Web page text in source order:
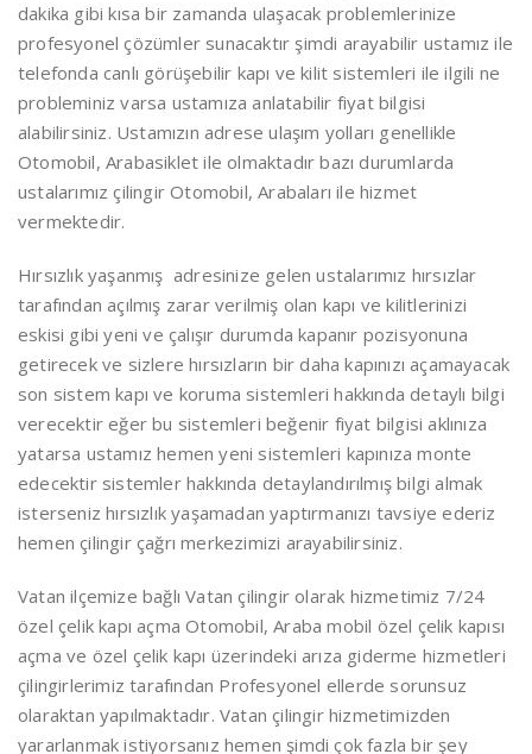
dakika gibi kısa bir zamanda ulaşacak problemlerinize
profesyonel çözümler sunacaktır şimdi arayabilir ustamız ile
telefonda canlı görüşebilir kapı ve kilit sistemleri ile ilgili ne
probleminiz varsa ustamıza anlatabilir fiyat bilgisi
alabilirsiniz. Ustamızın adrese ulaşım yolları genellikle
Otomobil, Arabasiklet ile olmaktadır bazı durumlarda
ustalarımız çilingir Otomobil, Arabaları ile hizmet
vermektedir.
Hırsızlık yaşanmış adresinize gelen ustalarımız hırsızlar
tarafından açılmış zarar verilmiş olan kapı ve kilitlerinizi
eskisi gibi yeni ve çalışır durumda kapanır pozisyonuna
getirecek ve sizlere hırsızların bir daha kapınızı açamayacak
son sistem kapı ve koruma sistemleri hakkında detaylı bilgi
verecektir eğer bu sistemleri beğenir fiyat bilgisi aklınıza
yatarsa ustamız hemen yeni sistemleri kapınıza monte
edecektir sistemler hakkında detaylandırılmış bilgi almak
isterseniz hırsızlık yaşamadan yaptırmanızı tavsiye ederiz
hemen çilingir çağrı merkezimizi arayabilirsiniz.
Vatan ilçemize bağlı Vatan çilingir olarak hizmetimiz 7/24
özel çelik kapı açma Otomobil, Araba mobil özel çelik kapısı
açma ve özel çelik kapı üzerindeki arıza giderme hizmetleri
çilingirlerimiz tarafından Profesyonel ellerde sorunsuz
olaraktan yapılmaktadır. Vatan çilingir hizmetimizden
yararlanmak istiyorsanız hemen şimdi çok fazla bir şey